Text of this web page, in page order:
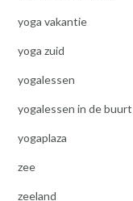
yoga vakantie
yoga zuid
yogalessen
yogalessen in de buurt
yogaplaza
zee
zeeland